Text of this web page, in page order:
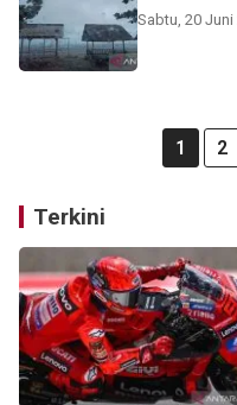
Sabtu, 20 Juni
1 2
Terkini